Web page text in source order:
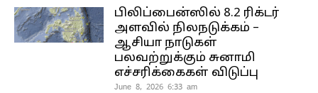
பிலிப்பைன்ஸில் 8.2 ரிக்டர்
அளவில் நிலநடுக்கம் –
ஆசியா நாடுகள்
பலவற்றுக்கும் சுனாமி
எச்சரிக்கைகள் விடுப்பு
June 8, 2026 6:33 am